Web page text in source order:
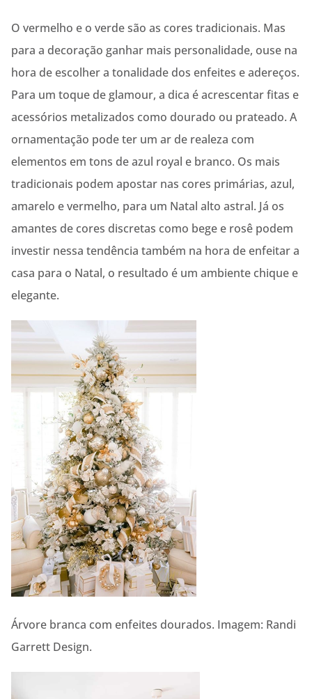
O vermelho e o verde são as cores tradicionais. Mas
para a decoração ganhar mais personalidade, ouse na
hora de escolher a tonalidade dos enfeites e adereços.
Para um toque de glamour, a dica é acrescentar fitas e
acessórios metalizados como dourado ou prateado. A
ornamentação pode ter um ar de realeza com
elementos em tons de azul royal e branco. Os mais
tradicionais podem apostar nas cores primárias, azul,
amarelo e vermelho, para um Natal alto astral. Já os
amantes de cores discretas como bege e rosê podem
investir nessa tendência também na hora de enfeitar a
casa para o Natal, o resultado é um ambiente chique e
elegante.
Árvore branca com enfeites dourados. Imagem: Randi
Garrett Design.